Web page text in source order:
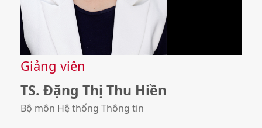
Giảng viên
TS. Đặng Thị Thu Hiền
Bộ môn Hệ thống Thông tin